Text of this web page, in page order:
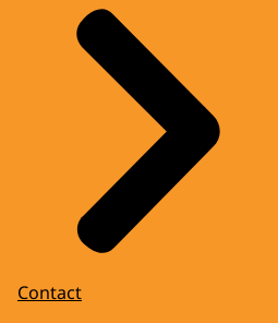
Contact